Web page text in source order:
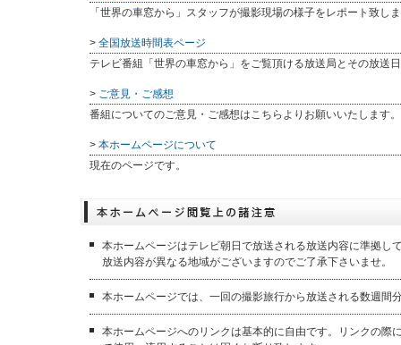
「世界の車窓から」スタッフが撮影現場の様子をレポート致し
> 全国放送時間表ページ
テレビ番組「世界の車窓から」をご覧頂ける放送局とその放送
> ご意見・ご感想
番組についてのご意見・ご感想はこちらよりお願いいたします。
> 本ホームページについて
現在のページです。
本ホームページはテレビ朝日で放送される放送内容に準拠し
放送内容が異なる地域がございますのでご了承下さいませ。
本ホームページでは、一回の撮影旅行から放送される数週間
本ホームページへのリンクは基本的に自由です。リンクの際